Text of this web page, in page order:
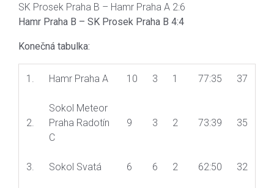
SK Prosek Praha B – Hamr Praha A 2:6
Hamr Praha B – SK Prosek Praha B 4:4
Konečná tabulka:
1. Hamr Praha A 10 3 1 77:35 37
2.
Sokol Meteor
Praha Radotín
C
9 3 2 73:39 35
3. Sokol Svatá 6 6 2 62:50 32